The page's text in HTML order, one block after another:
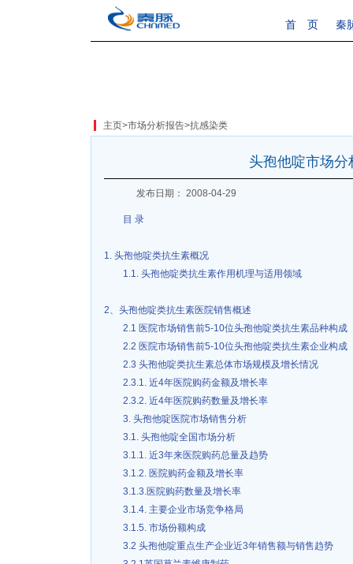
首 页 秦
主页>市场分析报告>抗感染类
头孢他啶市场分
发布日期： 2008-04-29
目 录
1. 头孢他啶类抗生素概况
1.1. 头孢他啶类抗生素作用机理与适用领域
2、头孢他啶类抗生素医院销售概述
2.1 医院市场销售前5-10位头孢他啶类抗生素品种构成
2.2 医院市场销售前5-10位头孢他啶类抗生素企业构成
2.3 头孢他啶类抗生素总体市场规模及增长情况
2.3.1. 近4年医院购药金额及增长率
2.3.2. 近4年医院购药数量及增长率
3. 头孢他啶医院市场销售分析
3.1. 头孢他啶全国市场分析
3.1.1. 近3年来医院购药总量及趋势
3.1.2. 医院购药金额及增长率
3.1.3.医院购药数量及增长率
3.1.4. 主要企业市场竞争格局
3.1.5. 市场份额构成
3.2 头孢他啶重点生产企业近3年销售额与销售趋势